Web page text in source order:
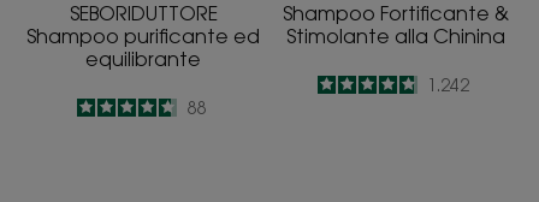
SEBORIDUTTORE
Shampoo purificante ed
equilibrante
4.7
/
5
88
Shampoo Fortificante &
Stimolante alla Chinina
4.8
/51.242